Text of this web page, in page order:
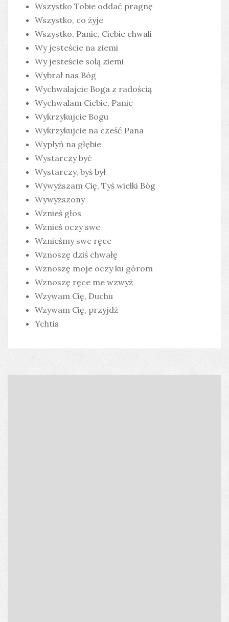
Wszystko Tobie oddać pragnę
Wszystko, co żyje
Wszystko, Panie, Ciebie chwali
Wy jesteście na ziemi
Wy jesteście solą ziemi
Wybrał nas Bóg
Wychwalajcie Boga z radością
Wychwalam Ciebie, Panie
Wykrzykujcie Bogu
Wykrzykujcie na cześć Pana
Wypłyń na głębie
Wystarczy być
Wystarczy, byś był
Wywyższam Cię, Tyś wielki Bóg
Wywyższony
Wznieś głos
Wznieś oczy swe
Wznieśmy swe ręce
Wznoszę dziś chwałę
Wznoszę moje oczy ku górom
Wznoszę ręce me wzwyż
Wzywam Cię, Duchu
Wzywam Cię, przyjdź
Ychtis